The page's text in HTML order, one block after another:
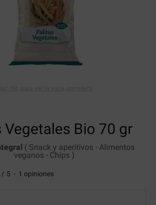
Vegetales Bio 70 gr
( Snack y aperitivos - Alimentos
veganos - Chips )
/ 5 - 1 opiniones